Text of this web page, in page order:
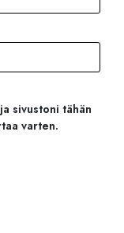
sivustoni tähän
varten.